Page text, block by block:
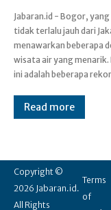
Jabaran.id - Bogor,
tidak terlalu jauh dari
menawarkan beberapa
wisata air yang
ini adalah beberapa
wisata air di Bogor: 1.
Tirta Sanita Tirta Sanita
taman air yang
kolam renang dengan
Read more
Copyright ©
2026 Jabaran.id.
All Rights
Terms
of